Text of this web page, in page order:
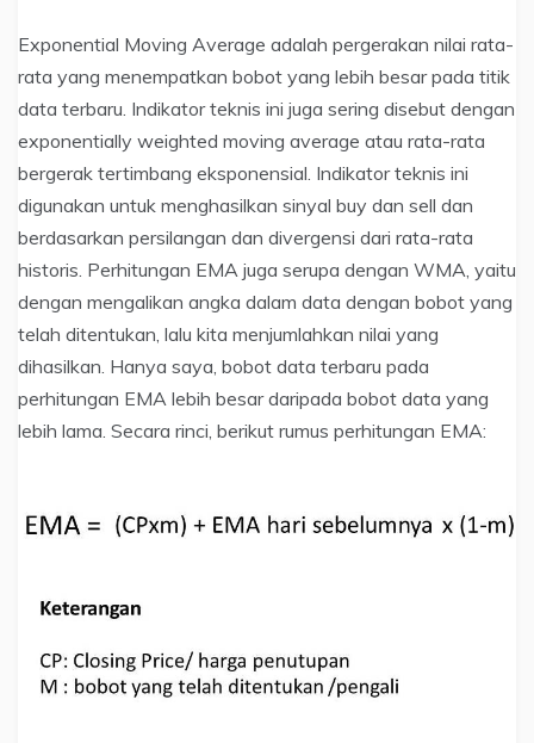
Exponential Moving Average adalah pergerakan nilai rata-
rata yang menempatkan bobot yang lebih besar pada titik
data terbaru. Indikator teknis ini juga sering disebut dengan
exponentially weighted moving average atau rata-rata
bergerak tertimbang eksponensial. Indikator teknis ini
digunakan untuk menghasilkan sinyal buy dan sell dan
berdasarkan persilangan dan divergensi dari rata-rata
historis. Perhitungan EMA juga serupa dengan WMA, yaitu
dengan mengalikan angka dalam data dengan bobot yang
telah ditentukan, lalu kita menjumlahkan nilai yang
dihasilkan. Hanya saya, bobot data terbaru pada
perhitungan EMA lebih besar daripada bobot data yang
lebih lama. Secara rinci, berikut rumus perhitungan EMA: